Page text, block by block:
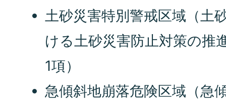
土砂災害特別警戒区域（土
ける土砂災害防止対策の推
1項）
急傾斜地崩落危険区域（急